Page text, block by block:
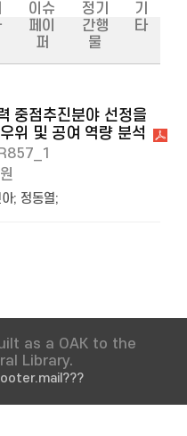
이슈
페이
퍼
정기
간행
물
기
타
중점추진분야 선정을
위 및 공여 역량 분석
; 정동열;
as a OAK to the
Library.